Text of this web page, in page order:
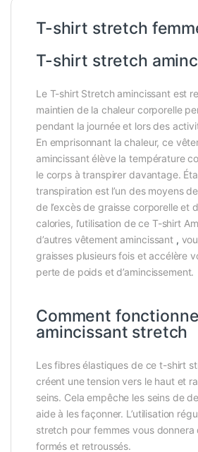
T-shirt stretch
T-shirt stretch
Le T-shirt Stretch amincissant est
maintien de la chaleur corporelle
pendant la journée et lors des
En emprisonnant la chaleur, ce
amincissant élève la température
le corps à transpirer davantage.
transpiration est l’un des moyens
de l’excès de graisse corporelle et
calories, l’utilisation de ce T-shirt
d’autres vêtement amincissant ,
graisses plusieurs fois et accélère
perte de poids et d’amincissement.
Comment
amincissant stretch
Les fibres élastiques de ce t-shirt
créent une tension vers le haut et
seins. Cela empêche les seins de
aide à les façonner. L’utilisation
stretch pour femmes vous donnera
formés et retroussés.